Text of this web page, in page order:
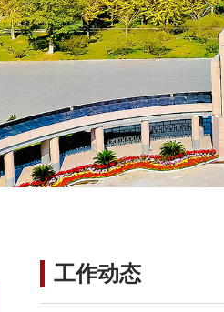
工作动态